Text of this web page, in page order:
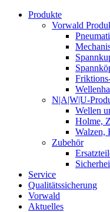
Produkte
Vorwald
N|A|W|U-
Wellen
Holme,
Walzen,
Zubehör
Service
Qualitätssicherung
Vorwald
Aktuelles